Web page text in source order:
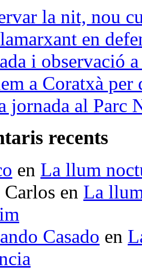
la nit, nou
en
i observació
a Coratxà per
jornada al Parc
recents
en La llum
Carlos en La
Casado en